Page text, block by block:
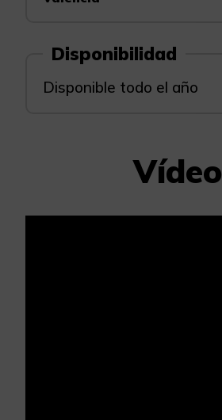
Disponibilidad
Disponible todo el año
Vídeo